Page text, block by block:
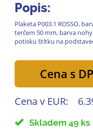
Popis:
Plaketa P003.1 ROSSO,
terčem 50 mm, barva
potisku štítku na
Cena s
Cena v EUR:
Skladem 49 ks